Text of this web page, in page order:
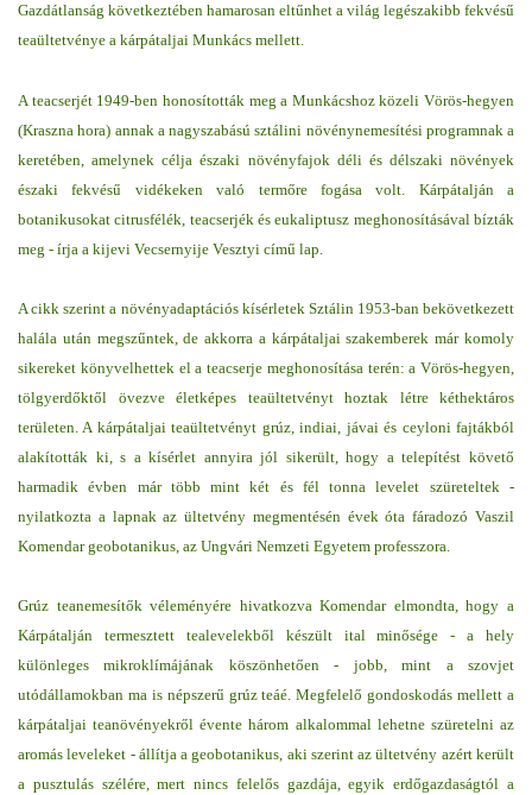
Gazdátlanság következtében hamarosan eltűnhet a világ legészakibb fekvésű
teaültetvénye a kárpátaljai Munkács mellett.
A teacserjét 1949-ben honosították meg a Munkácshoz közeli Vörös-hegyen
(Kraszna hora) annak a nagyszabású sztálini növénynemesítési programnak a
keretében, amelynek célja északi növényfajok déli és délszaki növények
északi fekvésű vidékeken való termőre fogása volt. Kárpátalján a
botanikusokat citrusfélék, teacserjék és eukaliptusz meghonosításával bízták
meg - írja a kijevi Vecsernyije Vesztyi című lap.
A cikk szerint a növényadaptációs kísérletek Sztálin 1953-ban bekövetkezett
halála után megszűntek, de akkorra a kárpátaljai szakemberek már komoly
sikereket könyvelhettek el a teacserje meghonosítása terén: a Vörös-hegyen,
tölgyerdőktől övezve életképes teaültetvényt hoztak létre kéthektáros
területen. A kárpátaljai teaültetvényt grúz, indiai, jávai és ceyloni fajtákból
alakították ki, s a kísérlet annyira jól sikerült, hogy a telepítést követő
harmadik évben már több mint két és fél tonna levelet szüreteltek -
nyilatkozta a lapnak az ültetvény megmentésén évek óta fáradozó Vaszil
Komendar geobotanikus, az Ungvári Nemzeti Egyetem professzora.
Grúz teanemesítők véleményére hivatkozva Komendar elmondta, hogy a
Kárpátalján termesztett tealevelekből készült ital minősége - a hely
különleges mikroklímájának köszönhetően - jobb, mint a szovjet
utódállamokban ma is népszerű grúz teáé. Megfelelő gondoskodás mellett a
kárpátaljai teanövényekről évente három alkalommal lehetne szüretelni az
aromás leveleket - állítja a geobotanikus, aki szerint az ültetvény azért került
a pusztulás szélére, mert nincs felelős gazdája, egyik erdőgazdaságtól a